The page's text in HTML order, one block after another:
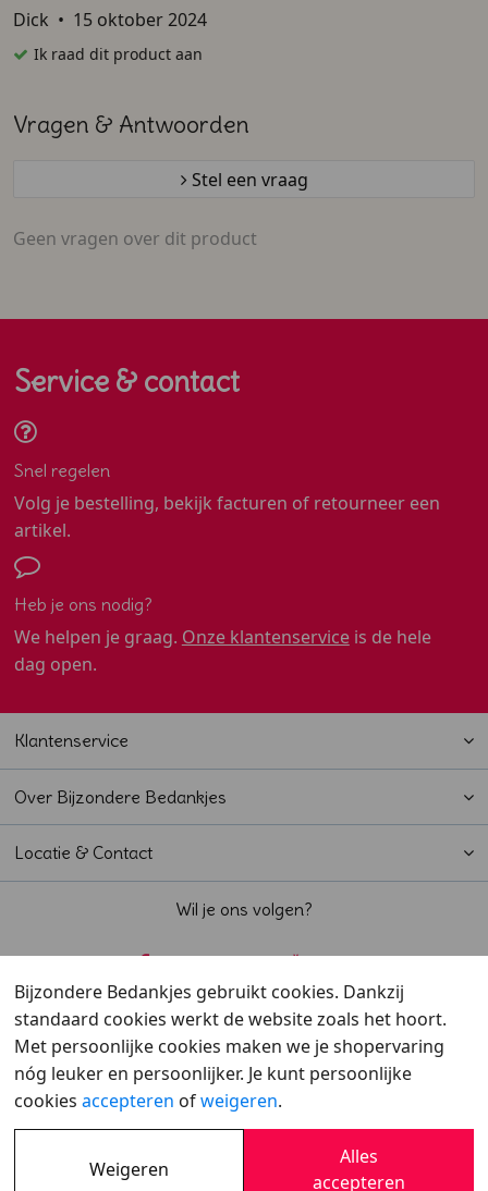
Dick • 15 oktober 2024
Ik raad dit product aan
Vragen & Antwoorden
Stel een vraag
Geen vragen over dit product
Service & contact
Snel regelen
Volg je bestelling, bekijk facturen of retourneer een
artikel.
Heb je ons nodig?
We helpen je graag. Onze klantenserviceis de hele
dag open.
Klantenservice
Over Bijzondere Bedankjes
Locatie & Contact
Wil je ons volgen?
Overzicht• Cookies•Privacy
Bijzondere Bedankjes gebruikt cookies. Dankzij
standaard cookies werkt de website zoals het hoort.
Met persoonlijke cookies maken we je shopervaring
nóg leuker en persoonlijker. Je kunt persoonlijke
cookies accepteren ofweigeren.
Weigeren
Alles
accepteren